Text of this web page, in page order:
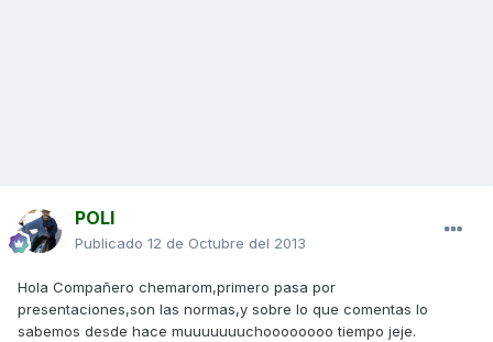
POLI
Publicado 12 de Octubre del 2013
Hola Compañero chemarom,primero pasa por
presentaciones,son las normas,y sobre lo que comentas lo
sabemos desde hace muuuuuuuchoooooooo tiempo jeje.